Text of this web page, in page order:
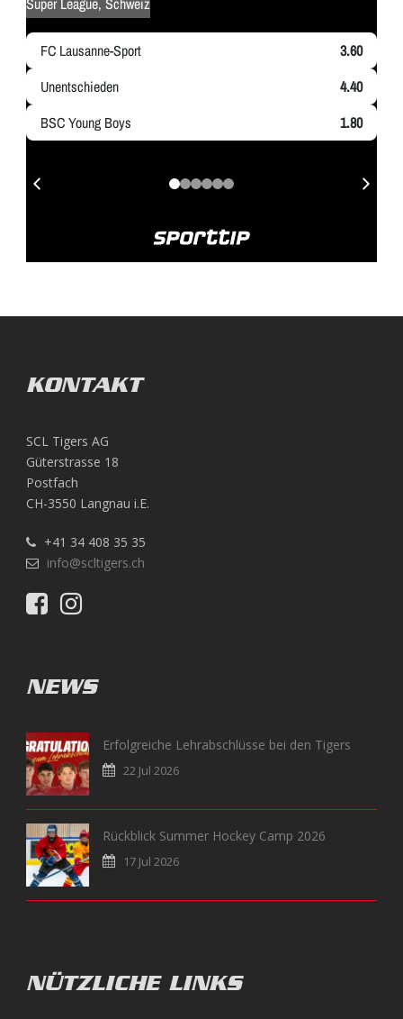
KONTAKT
SCL Tigers AG
Güterstrasse 18
Postfach
CH-3550 Langnau i.E.
+41 34 408 35 35
info@scltigers.ch
NEWS
Erfolgreiche Lehrabschlüsse bei den Tigers
22 Jul 2026
Rückblick Summer Hockey Camp 2026
17 Jul 2026
NÜTZLICHE LINKS